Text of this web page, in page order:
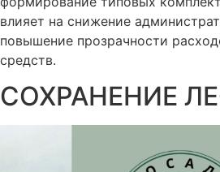
влияет на снижение
повышение прозрачности
средств.
СОХРАНЕНИЕ